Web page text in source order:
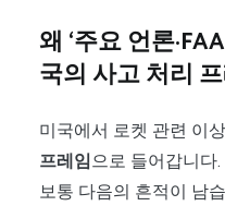
왜 ‘주요 언론
국의 사고 처리
미국에서 로켓 관련 이
프레임으로 들어갑니다
보통 다음의 흔적이 남